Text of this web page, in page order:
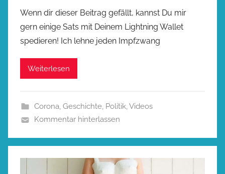
Wenn dir dieser Beitrag gefällt, kannst Du mir
gern einige Sats mit Deinem Lightning Wallet
spedieren! Ich lehne jeden Impfzwang
Weiterlesen
Corona, Geschichte, Politik,Videos
Kommentar hinterlassen